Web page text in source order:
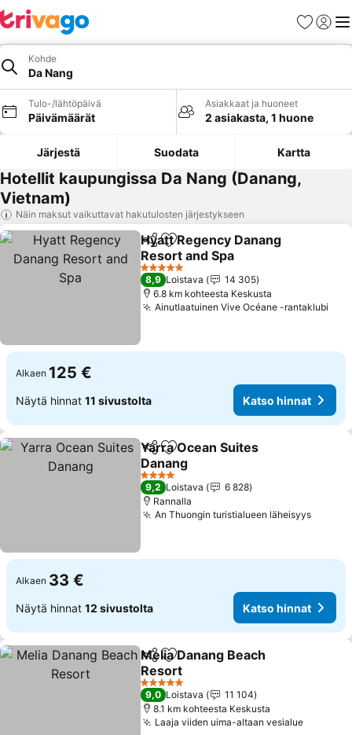
Suosikit
Kohde
Da Nang
Tulo-/lähtöpäivä
Päivämäärät
Asiakkaat ja huoneet
2 asiakasta, 1 huone
Järjestä Suodata Kartta
Hotellit kaupungissa Da Nang (Danang,
Vietnam)
Näin maksut vaikuttavat hakutulosten järjestykseen
Jaa Lisää suosikkeihin
Hyatt Regency Danang
Resort and Spa
5 Tähtiluokitus
8,9 Loistava
14 305
6.8 km kohteesta Keskusta
Ainutlaatuinen Vive Océane -rantaklubi
Alkaen 125 €
Näytä hinnat 11 sivustolta Katso hinnat
Jaa Lisää suosikkeihin
Yarra Ocean Suites
Danang
4 Tähtiluokitus
9,2 Loistava
6 828
Rannalla
An Thuongin turistialueen läheisyys
Alkaen 33 €
Näytä hinnat 12 sivustolta Katso hinnat
Jaa Lisää suosikkeihin
Melia Danang Beach
Resort
5 Tähtiluokitus
9,0 Loistava
11 104
8.1 km kohteesta Keskusta
Laaja viiden uima-altaan vesialue